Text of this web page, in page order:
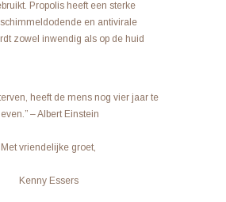
Propolis heeft een sterke
en antivirale
zowel inwendig als op de huid
heeft de mens nog vier jaar te
leven.” – Albert Einstein
Met vriendelijke groet,
Kenny Essers